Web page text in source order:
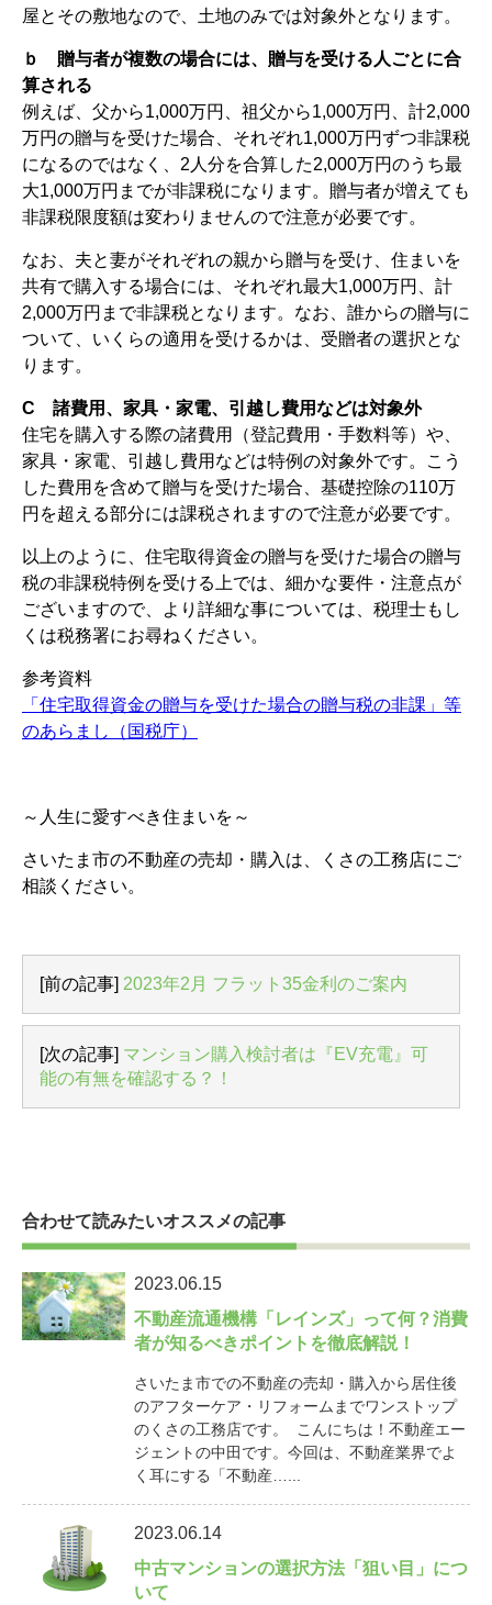
屋とその敷地なので、土地のみでは対象外となります。
ｂ 贈与者が複数の場合には、贈与を受ける人ごとに合
算される
例えば、父から1,000万円、祖父から1,000万円、計2,000
万円の贈与を受けた場合、それぞれ1,000万円ずつ非課税
になるのではなく、2人分を合算した2,000万円のうち最
大1,000万円までが非課税になります。贈与者が増えても
非課税限度額は変わりませんので注意が必要です。
なお、夫と妻がそれぞれの親から贈与を受け、住まいを
共有で購入する場合には、それぞれ最大1,000万円、計
2,000万円まで非課税となります。なお、誰からの贈与に
ついて、いくらの適用を受けるかは、受贈者の選択とな
ります。
C 諸費用、家具・家電、引越し費用などは対象外
住宅を購入する際の諸費用（登記費用・手数料等）や、
家具・家電、引越し費用などは特例の対象外です。こう
した費用を含めて贈与を受けた場合、基礎控除の110万
円を超える部分には課税されますので注意が必要です。
以上のように、住宅取得資金の贈与を受けた場合の贈与
税の非課税特例を受ける上では、細かな要件・注意点が
ございますので、より詳細な事については、税理士もし
くは税務署にお尋ねください。
参考資料
「住宅取得資金の贈与を受けた場合の贈与税の非課」等
のあらまし（国税庁）
～人生に愛すべき住まいを～
さいたま市の不動産の売却・購入は、くさの工務店にご
相談ください。
[前の記事] 2023年2月 フラット35金利のご案内
[次の記事] マンション購入検討者は『EV充電』可
能の有無を確認する？！
合わせて読みたいオススメの記事
2023.06.15
不動産流通機構「レインズ」って何？消費
者が知るべきポイントを徹底解説！
さいたま市での不動産の売却・購入から居住後
のアフターケア・リフォームまでワンストップ
のくさの工務店です。 こんにちは！不動産エー
ジェントの中田です。今回は、不動産業界でよ
く耳にする「不動産…...
2023.06.14
中古マンションの選択方法「狙い目」につ
いて